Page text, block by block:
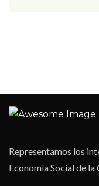
Representamos los
Economía Social de